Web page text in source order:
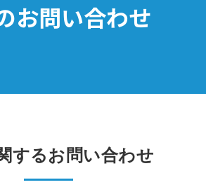
お問い合わせ
するお問い合わせ